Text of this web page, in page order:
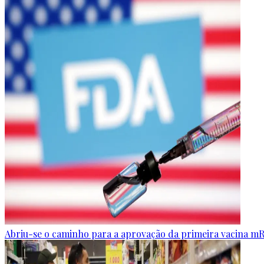
Abriu-se o caminho para a aprovação da primeira vacina